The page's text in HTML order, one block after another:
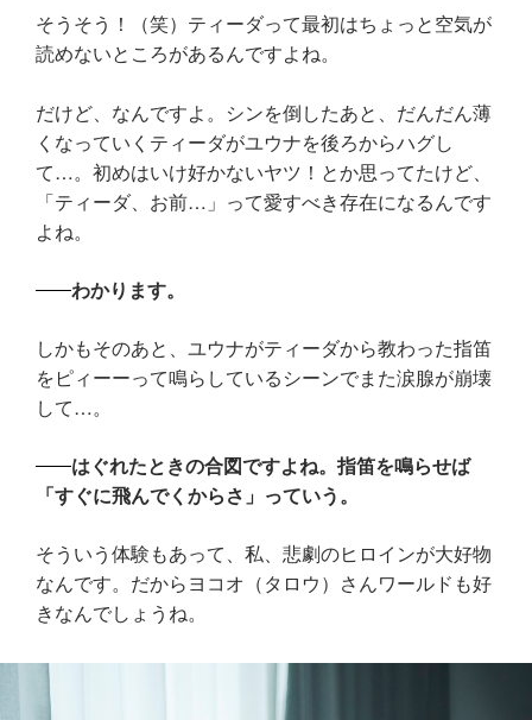
そうそう！（笑）ティーダって最初はちょっと空気が
読めないところがあるんですよね。
だけど、なんですよ。シンを倒したあと、だんだん薄
くなっていくティーダがユウナを後ろからハグし
て…。初めはいけ好かないヤツ！とか思ってたけど、
「ティーダ、お前…」って愛すべき存在になるんです
よね。
わかります。
しかもそのあと、ユウナがティーダから教わった指笛
をピィーーって鳴らしているシーンでまた涙腺が崩壊
して…。
はぐれたときの合図ですよね。指笛を鳴らせば
「すぐに飛んでくからさ」っていう。
そういう体験もあって、私、悲劇のヒロインが大好物
なんです。だからヨコオ（タロウ）さんワールドも好
きなんでしょうね。